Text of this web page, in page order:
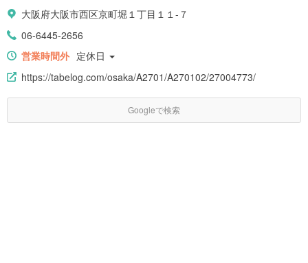
大阪府大阪市西区京町堀１丁目１１-７
06-6445-2656
営業時間外 定休日
https://tabelog.com/osaka/A2701/A270102/27004773/
Googleで検索